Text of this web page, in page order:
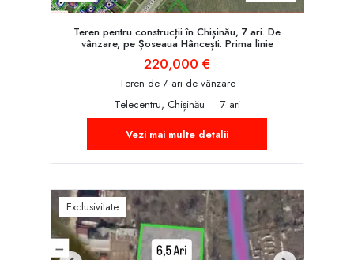
Teren pentru construcții în Chișinău, 7 ari. De
vânzare, pe Șoseaua Hâncești. Prima linie
220,000 €
Teren de 7 ari de vânzare
Telecentru, Chișinău
7 ari
Vezi mai multe detalii
Exclusivitate